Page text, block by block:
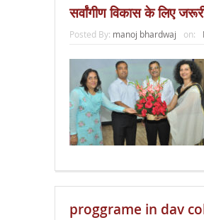
सर्वांगीण विकास के लिए
Posted By: manoj bhardwaj on:
proggrame in dav